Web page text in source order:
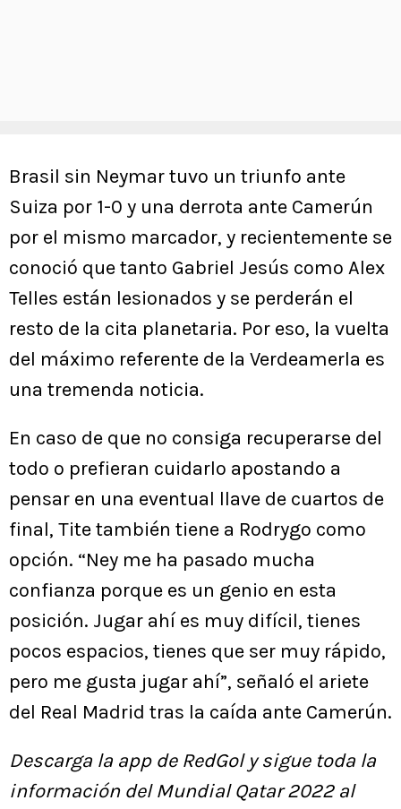
Brasil sin Neymar tuvo un triunfo ante
Suiza por 1-0 y una derrota ante Camerún
por el mismo marcador, y recientemente se
conoció que tanto Gabriel Jesús como Alex
Telles están lesionados y se perderán el
resto de la cita planetaria. Por eso, la vuelta
del máximo referente de la Verdeamerla es
una tremenda noticia.
En caso de que no consiga recuperarse del
todo o prefieran cuidarlo apostando a
pensar en una eventual llave de cuartos de
final, Tite también tiene a Rodrygo como
opción. “Ney me ha pasado mucha
confianza porque es un genio en esta
posición. Jugar ahí es muy difícil, tienes
pocos espacios, tienes que ser muy rápido,
pero me gusta jugar ahí”, señaló el ariete
del Real Madrid tras la caída ante Camerún.
Descarga la app de RedGol y sigue toda la
información del Mundial Qatar 2022 al